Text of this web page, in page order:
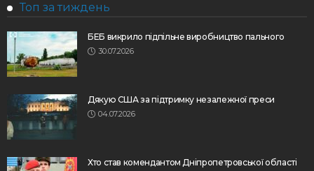
Топ за тиждень
БЕБ викрило підпільне виробництво пального
30.07.2026
Дякую США за підтримку незалежної преси
04.07.2026
Хто став комендантом Дніпропетровської області